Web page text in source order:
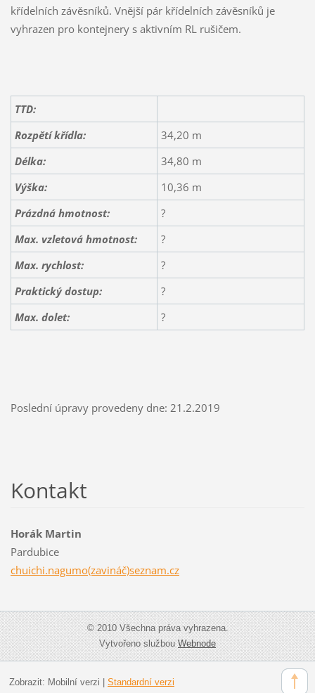
křídelních závěsníků. Vnější pár křídelních závěsníků je
vyhrazen pro kontejnery s aktivním RL rušičem.
TTD:
Rozpětí křídla:
34,20 m
Délka:
34,80 m
Výška:
10,36 m
Prázdná hmotnost:
?
Max. vzletová hmotnost:
?
Max. rychlost:
?
Praktický dostup:
?
Max. dolet:
?
Poslední úpravy provedeny dne: 21.2.2019
Kontakt
Horák Martin
Pardubice
chuichi.nagumo(zavináč)seznam.cz
© 2010 Všechna práva vyhrazena.
Vytvořeno službouWebnode
Zobrazit: Mobilní verzi Standardní verzi